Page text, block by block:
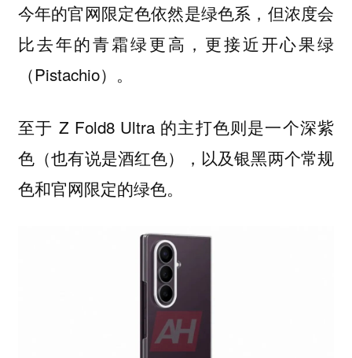
今年的官网限定色依然是绿色系，但浓度会
比去年的青霜绿更高，更接近开心果绿
（Pistachio）。
至于 Z Fold8 Ultra 的主打色则是一个深紫
色（也有说是酒红色），以及银黑两个常规
色和官网限定的绿色。